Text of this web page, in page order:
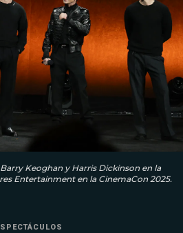
Keoghan y Harris Dickinson en la
Entertainment en la CinemaCon 2025.